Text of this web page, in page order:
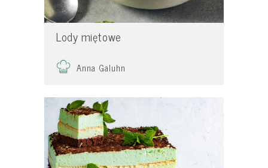
Lody miętowe
Anna Galuhn